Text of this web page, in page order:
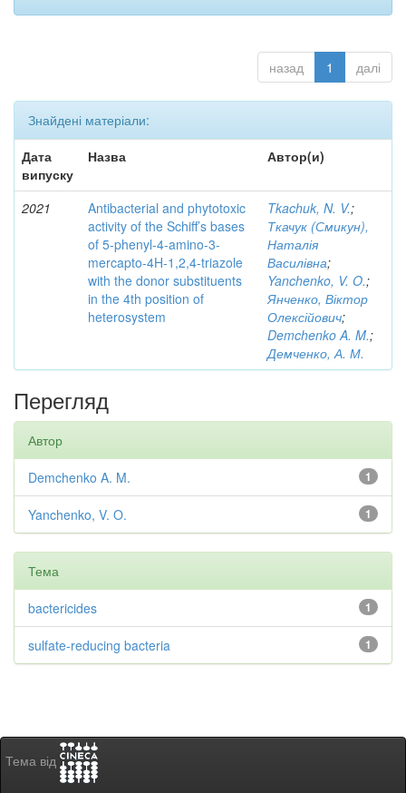
назад 1 далі
Знайдені матеріали:
Дата
випуску
Назва Автор(и)
2021
Antibacterial and phytotoxic
activity of the Schiff’s bases
of 5-phenyl-4-amino-3-
mercapto-4H-1,2,4-triazole
with the donor substituents
in the 4th position of
heterosystem
Tkachuk, N. V.;
Ткачук (Смикун),
Наталія
Василівна;
Yanchenko, V. O.;
Янченко, Віктор
Олексійович;
Demchenko A. M.;
Демченко, А. М.
Перегляд
Автор
1
Demchenko A. M.
1
Yanchenko, V. O.
Тема
1
bactericides
1
sulfate-reducing bacteria
Тема від